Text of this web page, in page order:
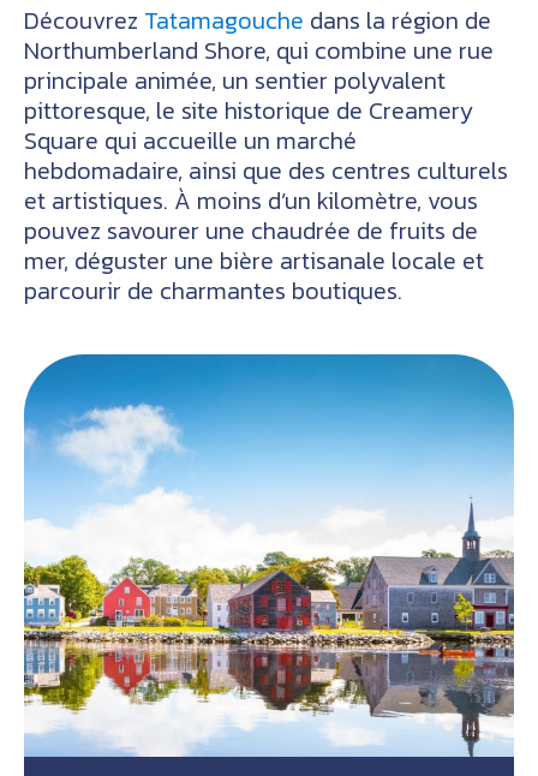
Découvrez Tatamagouche dans la région de
Northumberland Shore, qui combine une rue
principale animée, un sentier polyvalent
pittoresque, le site historique de Creamery
Square qui accueille un marché
hebdomadaire, ainsi que des centres culturels
et artistiques. À moins d’un kilomètre, vous
pouvez savourer une chaudrée de fruits de
mer, déguster une bière artisanale locale et
parcourir de charmantes boutiques.